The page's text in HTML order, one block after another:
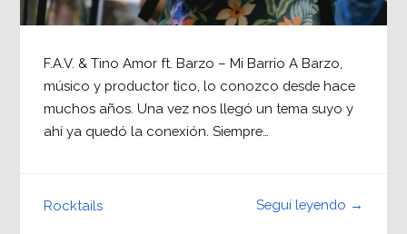
F.A.V. & Tino Amor ft. Barzo – Mi Barrio A Barzo,
músico y productor tico, lo conozco desde hace
muchos años. Una vez nos llegó un tema suyo y
ahí ya quedó la conexión. Siempre…
Seguí leyendo →
Rocktails